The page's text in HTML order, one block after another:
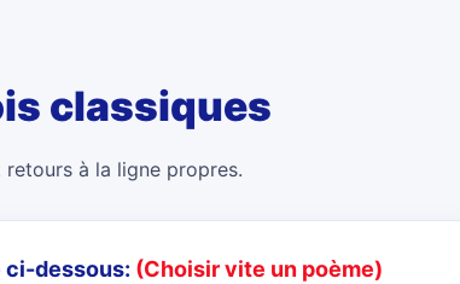
classiques
à la ligne propres.
ci-dessous: (Choisir vite un poème)